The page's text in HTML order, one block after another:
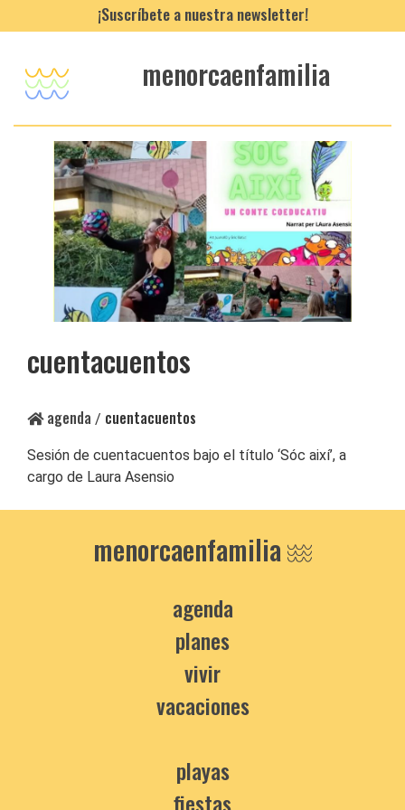
¡Suscríbete a nuestra newsletter!
menorcaenfamilia
cuentacuentos
agenda / cuentacuentos
Sesión de cuentacuentos bajo el título ‘Sóc així’, a
cargo de Laura Asensio
menorcaenfamilia
agenda
planes
vivir
vacaciones
playas
fiestas